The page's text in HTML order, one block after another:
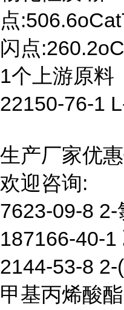
点
闪点:260.2oC
1个上游原料
22150-76-1
生产厂家优
欢迎咨询:
7623-09-8 2-
187166-40-1
2144-53-8
甲基丙烯酸酯